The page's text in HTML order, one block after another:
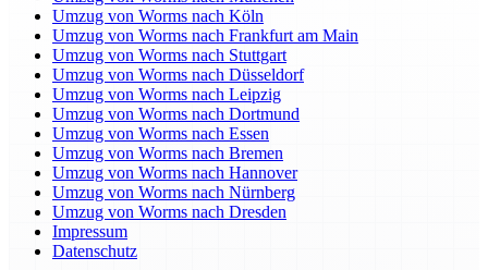
Umzug von Worms nach Köln
Umzug von Worms nach Frankfurt am Main
Umzug von Worms nach Stuttgart
Umzug von Worms nach Düsseldorf
Umzug von Worms nach Leipzig
Umzug von Worms nach Dortmund
Umzug von Worms nach Essen
Umzug von Worms nach Bremen
Umzug von Worms nach Hannover
Umzug von Worms nach Nürnberg
Umzug von Worms nach Dresden
Impressum
Datenschutz